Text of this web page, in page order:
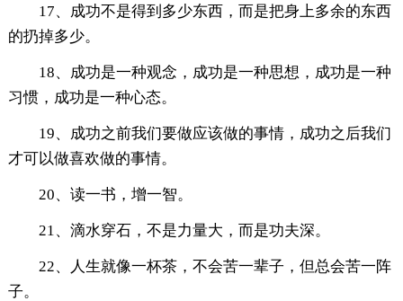
17、成功不是得到多少东西，而是把身上多余的东西
的扔掉多少。
18、成功是一种观念，成功是一种思想，成功是一种
习惯，成功是一种心态。
19、成功之前我们要做应该做的事情，成功之后我们
才可以做喜欢做的事情。
20、读一书，增一智。
21、滴水穿石，不是力量大，而是功夫深。
22、人生就像一杯茶，不会苦一辈子，但总会苦一阵
子。